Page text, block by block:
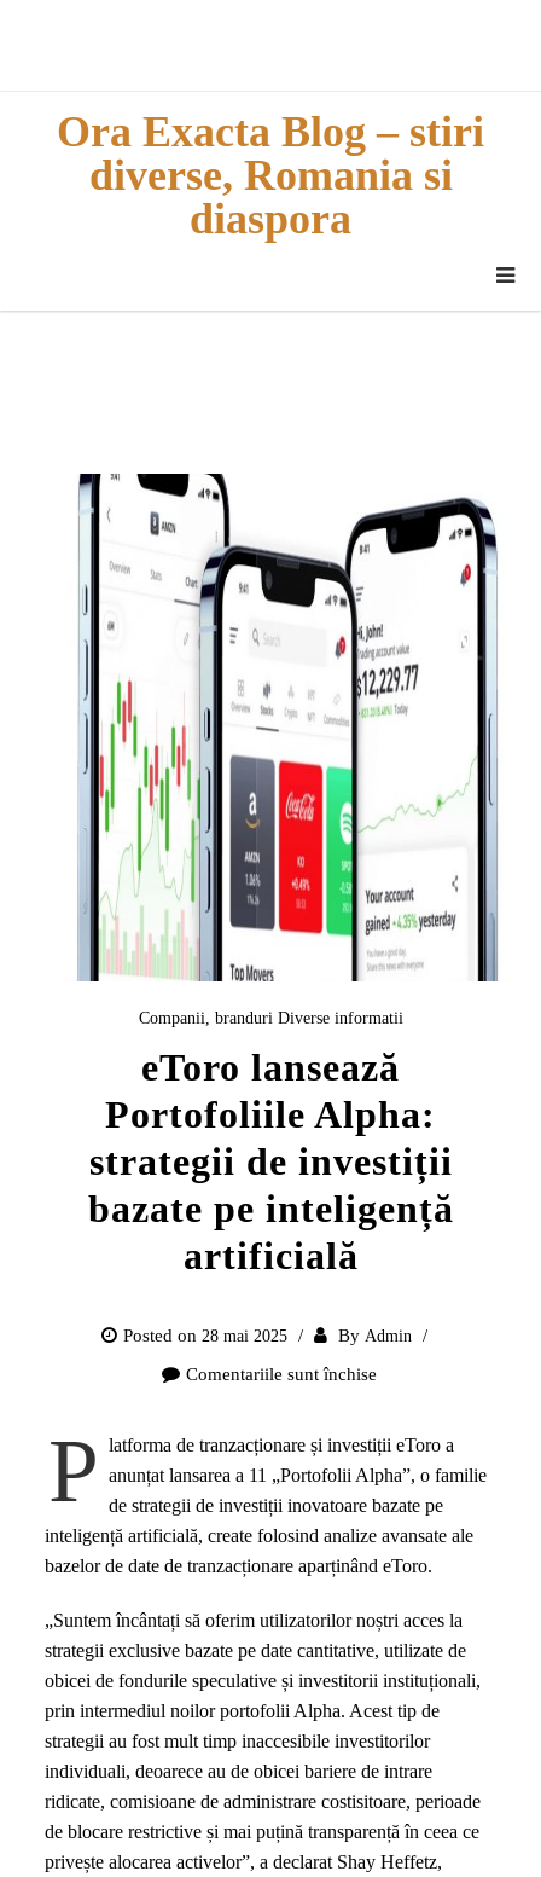
Ora Exacta Blog – stiri
diverse, Romania si
diaspora
Companii, branduri Diverse informatii
eToro lansează
Portofoliile Alpha:
strategii de investiții
bazate pe inteligență
artificială
Posted on 28 mai 2025 By Admin
Comentariile sunt închise
lansează
strategii
pe
artificială
P
latforma de tranzacționare și investiții eToro a
anunțat lansarea a 11 „Portofolii Alpha”, o familie
de strategii de investiții inovatoare bazate pe
inteligență artificială, create folosind analize avansate ale
bazelor de date de tranzacționare aparținând eToro.
„Suntem încântați să oferim utilizatorilor noștri acces la
strategii exclusive bazate pe date cantitative, utilizate de
obicei de fondurile speculative și investitorii instituționali,
prin intermediul noilor portofolii Alpha. Acest tip de
strategii au fost mult timp inaccesibile investitorilor
individuali, deoarece au de obicei bariere de intrare
ridicate, comisioane de administrare costisitoare, perioade
de blocare restrictive și mai puțină transparență în ceea ce
privește alocarea activelor”, a declarat Shay Heffetz,